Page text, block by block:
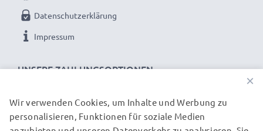
UNSERE ZAHLUNGSOPTIONEN
Datenschutzerklärung
Impressum
UNSERE VERSANDPARTNER
×
Wir verwenden Cookies, um Inhalte und Werbung zu
personalisieren, Funktionen für soziale Medien